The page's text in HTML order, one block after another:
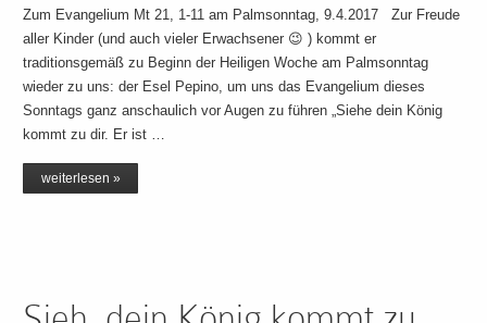
Zum Evangelium Mt 21, 1-11 am Palmsonntag, 9.4.2017 Zur Freude
aller Kinder (und auch vieler Erwachsener 😉 ) kommt er
traditionsgemäß zu Beginn der Heiligen Woche am Palmsonntag
wieder zu uns: der Esel Pepino, um uns das Evangelium dieses
Sonntags ganz anschaulich vor Augen zu führen „Siehe dein König
kommt zu dir. Er ist …
weiterlesen »